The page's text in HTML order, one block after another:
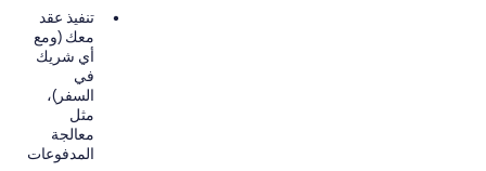
تنفيذ عقد
معك (ومع
أي شريك
في
السفر)،
مثل
معالجة
المدفوعات